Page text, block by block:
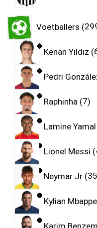
Voetballers
Kenan Yıldız
Pedri
Raphinha 7
Lamine Yamal
Lionel Messi
Neymar Jr 35
Kylian Mbappe
Karim